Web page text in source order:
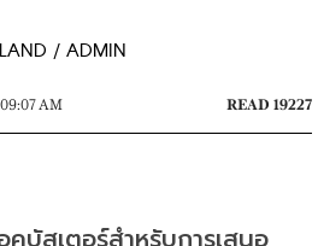
/ ADMIN
09:07 AM
READ 19227
บัสเตอร์สำหรับการเสนอ